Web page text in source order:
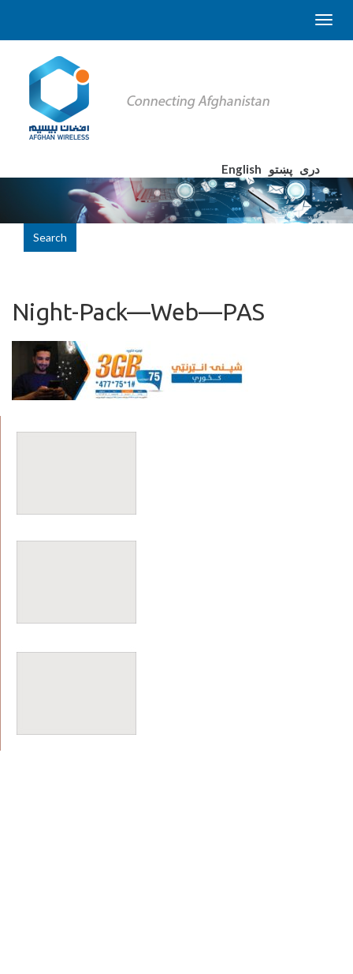
English دری پښتو
Search
Night-Pack—Web—PAS